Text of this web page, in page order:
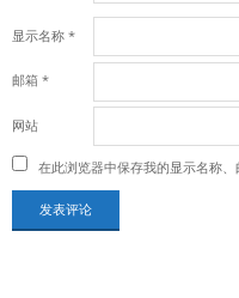
显示名称 *
邮箱 *
网站
在此浏览器中保存我的显示名称、